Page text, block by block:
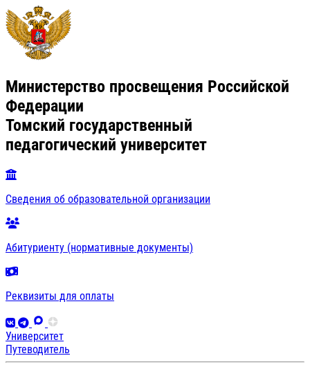
Министерство просвещения Российской
Федерации
Томский государственный
педагогический университет
Сведения об образовательной организации
Абитуриенту (нормативные документы)
Реквизиты для оплаты
Университет
Путеводитель